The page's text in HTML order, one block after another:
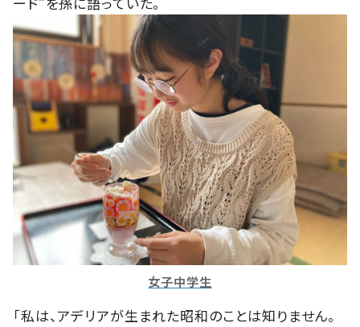
女子中学生
「私は、アデリアが生まれた昭和のことは知りません。